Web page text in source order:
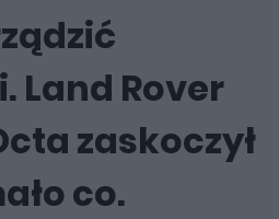
Land Rover
zaskoczył
co.